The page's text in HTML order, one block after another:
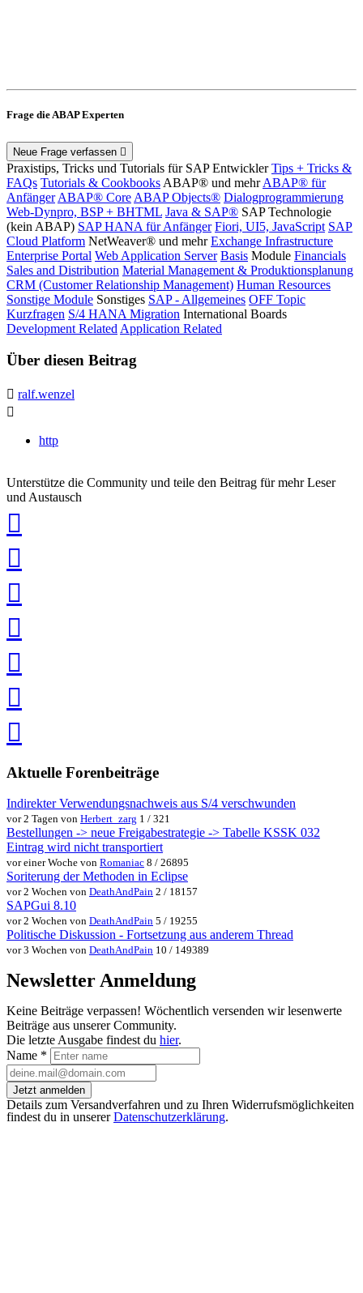
Frage die ABAP Experten
Neue Frage verfassen
Praxistips, Tricks und Tutorials für SAP Entwickler Tips + Tricks &
FAQs Tutorials & CookbooksABAP® und mehrABAP® für
AnfängerABAP® CoreABAP Objects® Dialogprogrammierung
Web-Dynpro, BSP + BHTML Java & SAP® SAP Technologie
(kein ABAP) SAP HANA für Anfänger Fiori, UI5, JavaScript SAP
Cloud Platform NetWeaver® und mehr Exchange Infrastructure
Enterprise Portal Web Application Server Basis Module Financials
Sales and Distribution Material Management & Produktionsplanung
CRM (Customer Relationship Management) Human Resources
Sonstige Module Sonstiges SAP - Allgemeines OFF Topic
Kurzfragen S/4 HANA Migration International Boards
Development RelatedApplication Related
Über diesen Beitrag
ralf.wenzel
http
Unterstütze die Community und teile den Beitrag für mehr Leser
und Austausch
teilen
teilen
teilen
teilen
speichern
via
teilenteilen
Aktuelle Forenbeiträge
Indirekter Verwendungsnachweis aus S/4 verschwunden
vor 2 Tagen von Herbert_zarg 1 / 321
Bestellungen -> neue Freigabestrategie -> Tabelle KSSK 032
Eintrag wird nicht transportiert
vor einer Woche von Romaniac 8 / 26895
Soriterung der Methoden in Eclipse
vor 2 Wochen von DeathAndPain 2 / 18157
SAPGui 8.10
vor 2 Wochen von DeathAndPain 5 / 19255
Politische Diskussion - Fortsetzung aus anderem Thread
vor 3 Wochen von DeathAndPain 10 / 149389
Newsletter Anmeldung
Keine Beiträge verpassen! Wöchentlich versenden wir lesenwerte
Beiträge aus unserer Community.
Die letzte Ausgabe findest du hier.
Name *
Jetzt anmelden
Details zum Versandverfahren und zu Ihren Widerrufsmöglichkeiten
findest du in unsererDatenschutzerklärung.